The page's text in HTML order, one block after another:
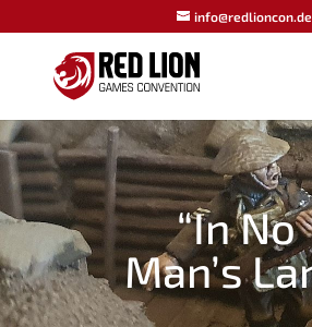
info@redlioncon.de
“In No
Man’s